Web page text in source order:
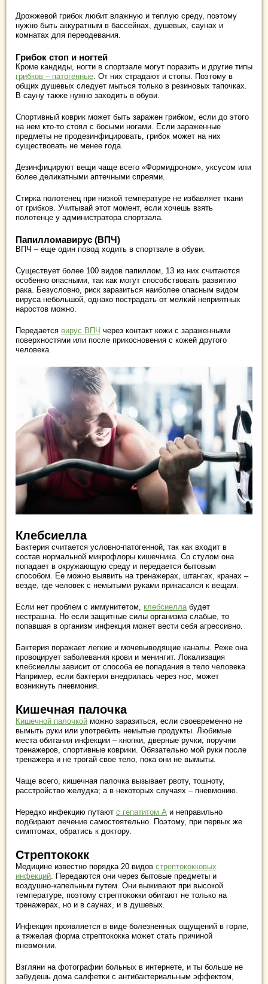
Дрожжевой грибок любит влажную и теплую среду, поэтому
нужно быть аккуратным в бассейнах, душевых, саунах и
комнатах для переодевания.
Грибок стоп и ногтей
Кроме кандиды, ногти в спортзале могут поразить и другие типы
грибков – патогенные. От них страдают и стопы. Поэтому в
общих душевых следует мыться только в резиновых тапочках.
В сауну также нужно заходить в обуви.
Спортивный коврик может быть заражен грибком, если до этого
на нем кто-то стоял с босыми ногами. Если зараженные
предметы не продезинфицировать, грибок может на них
существовать не менее года.
Дезинфицируют вещи чаще всего «Формидроном», уксусом или
более деликатными аптечными спреями.
Стирка полотенец при низкой температуре не избавляет ткани
от грибков. Учитывай этот момент, если хочешь взять
полотенце у администратора спортзала.
Папилломавирус (ВПЧ)
ВПЧ – еще один повод ходить в спортзале в обуви.
Существует более 100 видов папиллом, 13 из них считаются
особенно опасными, так как могут способствовать развитию
рака. Безусловно, риск заразиться наиболее опасным видом
вируса небольшой, однако пострадать от мелкий неприятных
наростов можно.
Передается вирус ВПЧ через контакт кожи с зараженными
поверхностями или после прикосновения с кожей другого
человека.
Клебсиелла
Бактерия считается условно-патогенной, так как входит в
состав нормальной микрофлоры кишечника. Со стулом она
попадает в окружающую среду и передается бытовым
способом. Ее можно выявить на тренажерах, штангах, кранах –
везде, где человек с немытыми руками прикасался к вещам.
Если нет проблем с иммунитетом, клебсиеллабудет
нестрашна. Но если защитные силы организма слабые, то
попавшая в организм инфекция может вести себя агрессивно.
Бактерия поражает легкие и мочевыводящие каналы. Реже она
провоцирует заболевания крови и менингит. Локализация
клебсиеллы зависит от способа ее попадания в тело человека.
Например, если бактерия внедрилась через нос, может
возникнуть пневмония.
Кишечная палочка
Кишечной палочкой можно заразиться, если своевременно не
вымыть руки или употребить немытые продукты. Любимые
места обитания инфекции – кнопки, дверные ручки, поручни
тренажеров, спортивные коврики. Обязательно мой руки после
тренажера и не трогай свое тело, пока они не вымыты.
Чаще всего, кишечная палочка вызывает рвоту, тошноту,
расстройство желудка; а в некоторых случаях – пневмонию.
Нередко инфекцию путают с гепатитом А и неправильно
подбирают лечение самостоятельно. Поэтому, при первых же
симптомах, обратись к доктору.
Стрептококк
Медицине известно порядка 20 видов стрептококковых
инфекций. Передаются они через бытовые предметы и
воздушно-капельным путем. Они выживают при высокой
температуре, поэтому стрептококки обитают не только на
тренажерах, но и в саунах, и в душевых.
Инфекция проявляется в виде болезненных ощущений в горле,
а тяжелая форма стрептококка может стать причиной
пневмонии.
Взгляни на фотографии больных в интернете, и ты больше не
забудешь дома салфетки с антибактериальным эффектом,